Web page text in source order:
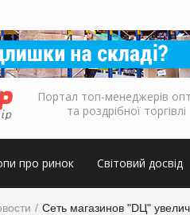
Портал топ-менеджерів
та роздрібної торгівлі
про ринок Світовий досвід
Сеть магазинов "DЦ"